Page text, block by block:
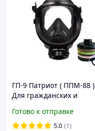
ГП-9 Патриот ( ППМ-88 )
Для гражданских и
комбинированным
угольным фильтром
Готово к отправке
5.0 (1)